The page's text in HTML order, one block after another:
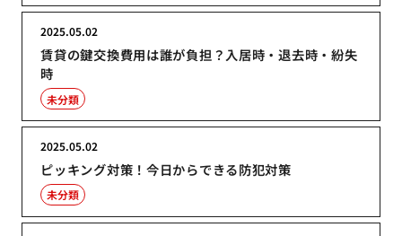
賃貸の鍵交換費用は誰が負担？入居時・退去時・紛失
時
2025.05.02
未分類
ピッキング対策！今日からできる防犯対策
2025.05.02
未分類